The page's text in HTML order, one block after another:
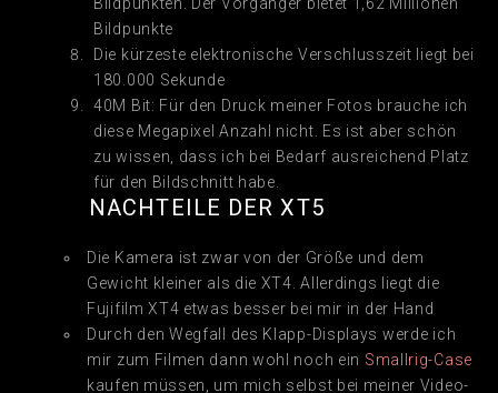
Bildpunkte
Die kürzeste elektronische Verschlusszeit liegt bei
180.000 Sekunde
40M Bit: Für den Druck meiner Fotos brauche ich
diese Megapixel Anzahl nicht. Es ist aber schön
zu wissen, dass ich bei Bedarf ausreichend Platz
für den Bildschnitt habe.
NACHTEILE DER XT5
Die Kamera ist zwar von der Größe und dem
Gewicht kleiner als die XT4. Allerdings liegt die
Fujifilm XT4 etwas besser bei mir in der Hand
Durch den Wegfall des Klapp-Displays werde ich
mir zum Filmen dann wohl noch ein Smallrig-Case
kaufen müssen, um mich selbst bei meiner Video-